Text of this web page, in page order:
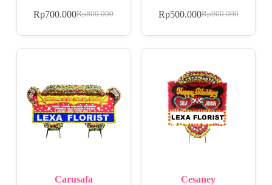
Rp800.000
Rp700.000 Rp900.000
Rp500.000
Carusafa Cesaney